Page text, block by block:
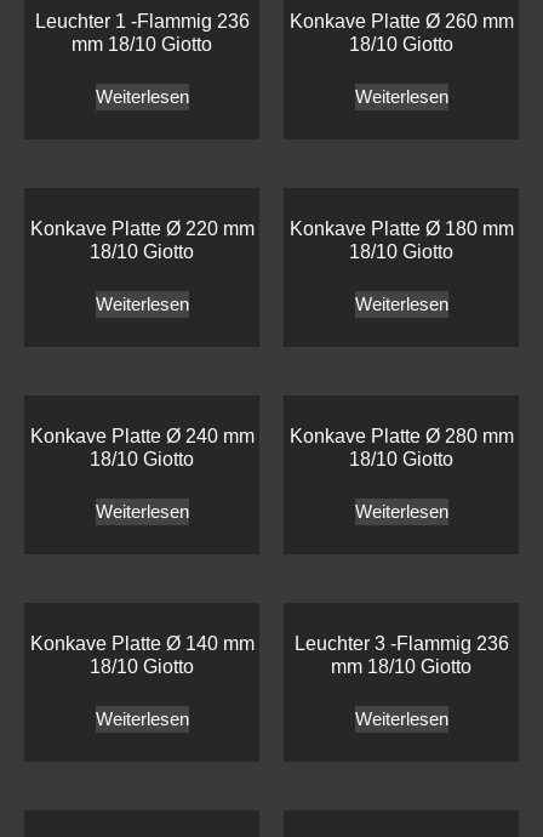
Leuchter 1 -Flammig 236
mm 18/10 Giotto
Weiterlesen
Konkave Platte Ø 260 mm
18/10 Giotto
Weiterlesen
Konkave Platte Ø 220 mm
18/10 Giotto
Weiterlesen
Konkave Platte Ø 180 mm
18/10 Giotto
Weiterlesen
Konkave Platte Ø 240 mm
18/10 Giotto
Weiterlesen
Konkave Platte Ø 280 mm
18/10 Giotto
Weiterlesen
Konkave Platte Ø 140 mm
18/10 Giotto
Weiterlesen
Leuchter 3 -Flammig 236
mm 18/10 Giotto
Weiterlesen